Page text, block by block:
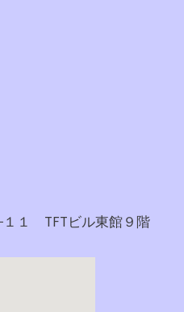
１１ TFTビル東館９階